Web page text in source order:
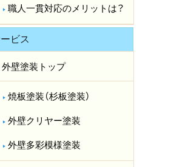
職人一貫対応のメリットは？​
ビス
外壁塗装トップ
焼板塗装（杉板塗装）
外壁クリヤー塗装
外壁多彩模様塗装